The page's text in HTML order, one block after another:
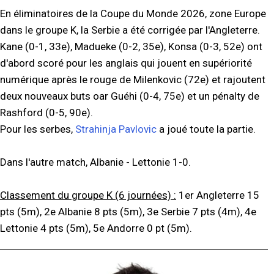
En éliminatoires de la Coupe du Monde 2026, zone Europe
dans le groupe K, la Serbie a été corrigée par l'Angleterre.
Kane (0-1, 33e), Madueke (0-2, 35e), Konsa (0-3, 52e) ont
d'abord scoré pour les anglais qui jouent en supériorité
numérique après le rouge de Milenkovic (72e) et rajoutent
deux nouveaux buts oar Guéhi (0-4, 75e) et un pénalty de
Rashford (0-5, 90e).
Pour les serbes, Strahinja Pavlovic a joué toute la partie.
Dans l'autre match, Albanie - Lettonie 1-0.
Classement du groupe K (6 journées) : 1er Angleterre 15
pts (5m), 2e Albanie 8 pts (5m), 3e Serbie 7 pts (4m), 4e
Lettonie 4 pts (5m), 5e Andorre 0 pt (5m).